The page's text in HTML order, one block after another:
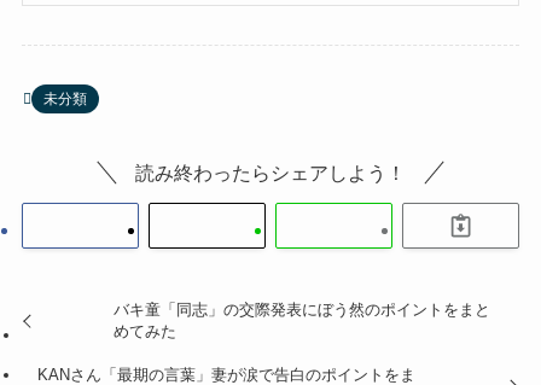
未分類
読み終わったらシェアしよう！
バキ童「同志」の交際発表にぼう然のポイントをまと
めてみた
KANさん「最期の言葉」妻が涙で告白のポイントをま